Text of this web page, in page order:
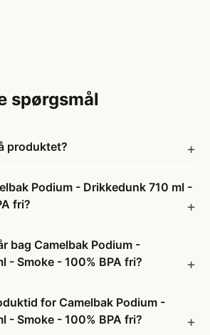
spørgsmål
produktet?
Podium - Drikkedunk 710 ml -
fri?
bag Camelbak Podium -
- Smoke - 100% BPA fri?
for Camelbak Podium -
- Smoke - 100% BPA fri?